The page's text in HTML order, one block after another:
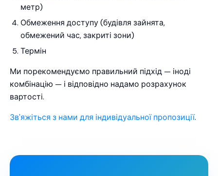
метр)
Обмеження доступу (будівля зайнята,
обмежений час, закриті зони)
Термін
Ми порекомендуємо правильний підхід — іноді
комбінацію — і відповідно надамо розрахунок
вартості.
Зв'яжіться з нами для індивідуальної пропозиції.